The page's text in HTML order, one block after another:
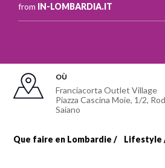
from IN-LOMBARDIA.IT
OÙ
Franciacorta Outlet Village
Piazza Cascina Moie, 1/2,
Saiano
Fil
Que faire en Lombardie Lifestyle